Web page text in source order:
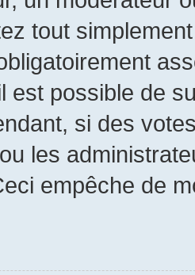
tout
est possible de
si des
les
empêche de